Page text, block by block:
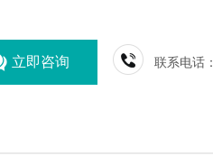
立即咨询 联系电话：